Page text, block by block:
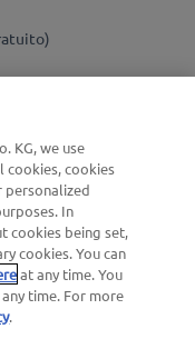
Edenred
KG, we use
cookies, cookies
In
cookies being set,
cookies. You can
at any time. You
time. For more
.